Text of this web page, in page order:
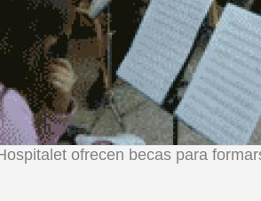
ofrecen becas para